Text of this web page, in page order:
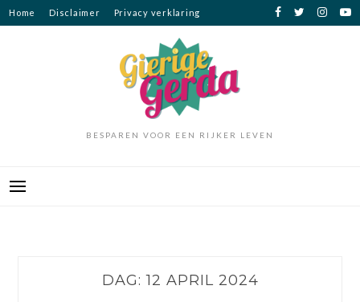
Ga
naar
Home Disclaimer Privacy verklaring
BESPAREN VOOR EEN RIJKER LEVEN
DAG:12 APRIL 2024